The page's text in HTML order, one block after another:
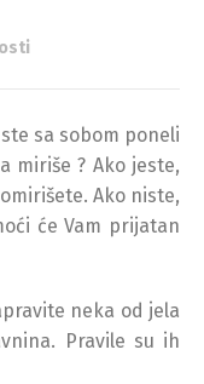
sa sobom poneli
miriše ? Ako jeste,
Ako niste,
će Vam prijatan
neka od jela
Pravile su ih